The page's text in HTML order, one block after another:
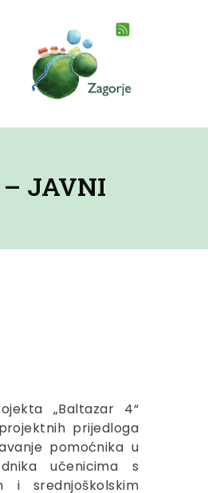
– JAVNI
„Baltazar 4“
prijedloga
pomoćnika u
učenicima s
i srednjoškolskim